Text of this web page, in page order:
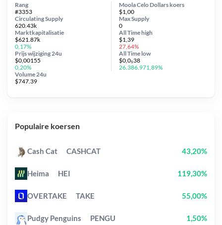
Moola Celo Dollars koers
$1,00
Circulating Supply
620.43k
Prijs wijziging 24u
$0,00155
0,20%
Max Supply
0
Marktkapitalisatie
$621.87k
0,17%
Volume 24u
$747.39
Rang
#3353
All Timehigh
$1,39
27,64%
All Time low
$0,0₅38
26.386.971,89%
Populaire koersen
Cash Cat CASHCAT 43,20%
Heima HEI 119,30%
OVERTAKE TAKE 55,00%
Pudgy Penguins PENGU 1,50%